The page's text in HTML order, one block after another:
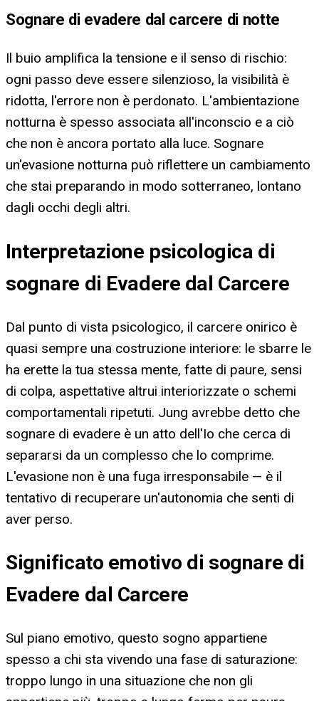
Sognare di evadere dal carcere di notte
Il buio amplifica la tensione e il senso di rischio:
ogni passo deve essere silenzioso, la visibilità è
ridotta, l'errore non è perdonato. L'ambientazione
notturna è spesso associata all'inconscio e a ciò
che non è ancora portato alla luce. Sognare
un'evasione notturna può riflettere un cambiamento
che stai preparando in modo sotterraneo, lontano
dagli occhi degli altri.
Interpretazione psicologica di
sognare di Evadere dal Carcere
Dal punto di vista psicologico, il carcere onirico è
quasi sempre una costruzione interiore: le sbarre le
ha erette la tua stessa mente, fatte di paure, sensi
di colpa, aspettative altrui interiorizzate o schemi
comportamentali ripetuti. Jung avrebbe detto che
sognare di evadere è un atto dell'Io che cerca di
separarsi da un complesso che lo comprime.
L'evasione non è una fuga irresponsabile — è il
tentativo di recuperare un'autonomia che senti di
aver perso.
Significato emotivo di sognare di
Evadere dal Carcere
Sul piano emotivo, questo sogno appartiene
spesso a chi sta vivendo una fase di saturazione:
troppo lungo in una situazione che non gli